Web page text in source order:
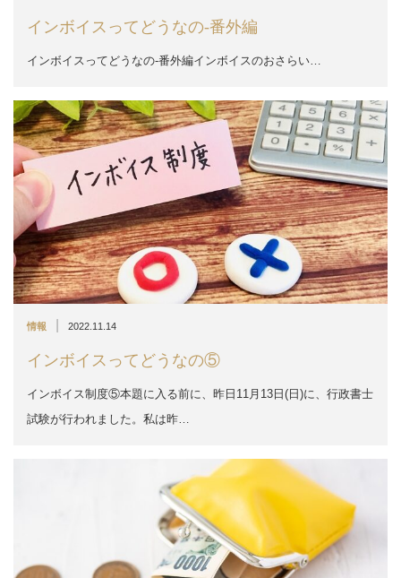
インボイスってどうなの-番外編
インボイスってどうなの-番外編インボイスのおさらい…
情報 2022.11.14
インボイスってどうなの⑤
インボイス制度⑤本題に入る前に、昨日11月13日(日)に、行政書士
試験が行われました。私は昨…